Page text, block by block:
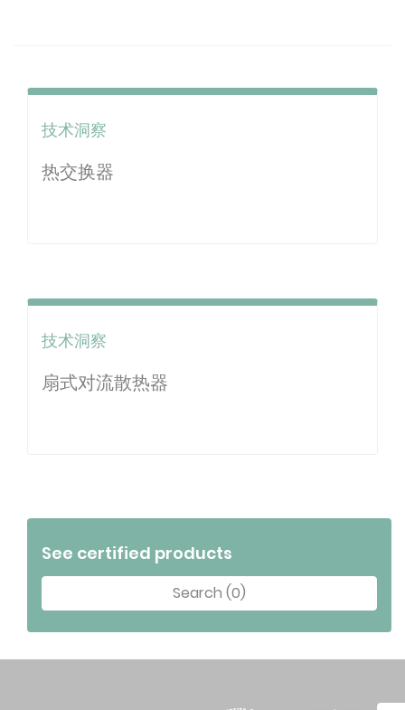
技术洞察
热交换器
技术洞察
扇式对流散热器
See certified products
Search (0)